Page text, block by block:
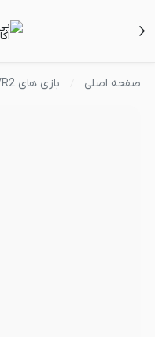
صفحه اصلی بازی های PS VR2